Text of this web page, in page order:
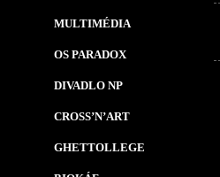
MULTIMÉDIA
OS PARADOX
DIVADLO NP
CROSS’N’ART
GHETTOLLEGE